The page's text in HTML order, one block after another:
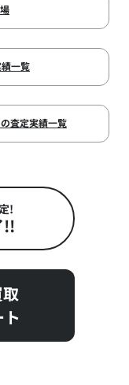
一覧
査定実績一覧
!
!!